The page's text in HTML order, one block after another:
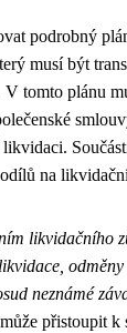
podrobný
musí být
tomto plánu
na
likvidačního
neznámé
přistoupit k